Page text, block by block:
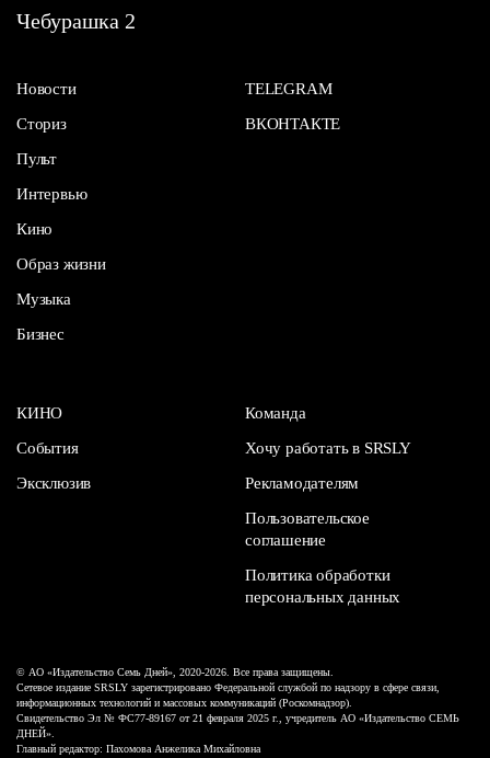
Чебурашка 2
Новости
Сториз
Пульт
Интервью
Кино
Образ жизни
Музыка
Бизнес
TELEGRAM
ВКОНТАКТЕ
КИНО
События
Эксклюзив
Команда
Хочу работать в SRSLY
Рекламодателям
Пользовательское
соглашение
Политика обработки
персональных данных
© АО «Издательство Семь Дней», 2020-2026. Все права защищены.
Сетевое издание SRSLY зарегистрировано Федеральной службой по надзору в сфере связи,
информационных технологий и массовых коммуникаций (Роскомнадзор).
Свидетельство Эл № ФС77-89167 от 21 февраля 2025 г., учредитель АО «Издательство СЕМЬ
ДНЕЙ».
Главный редактор: Пахомова Анжелика Михайловна